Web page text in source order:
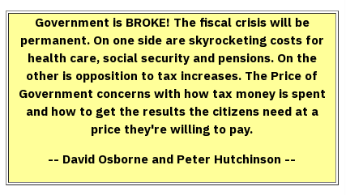
Government is BROKE! The fiscal crisis will be
permanent. On one side are skyrocketing costs for
health care, social security and pensions. On the
other is opposition to tax increases. The Price of
Government concerns with how tax money is spent
and how to get the results the citizens need at a
price they're willing to pay.
-- David Osborne and Peter Hutchinson --